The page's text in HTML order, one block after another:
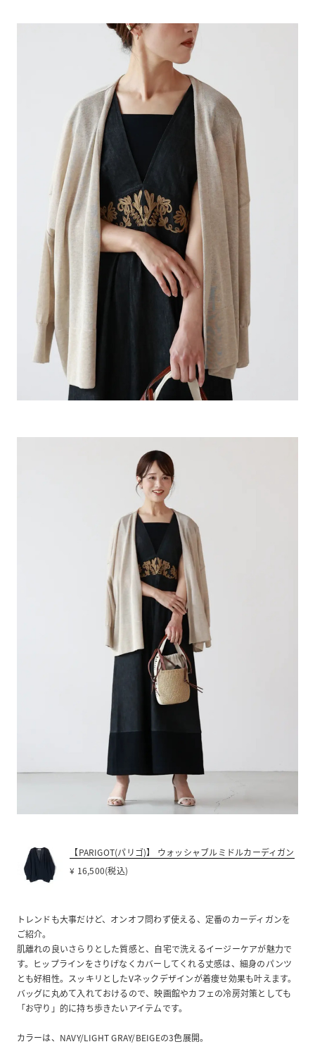
【PARIGOT(パリゴ)】 ウォッシャブルミドルカーディガン
¥ 16,500(税込)
トレンドも大事だけど、オンオフ問わず使える、定番のカーディガンを
ご紹介。
肌離れの良いさらりとした質感と、自宅で洗えるイージーケアが魅力で
す。ヒップラインをさりげなくカバーしてくれる丈感は、細身のパンツ
とも好相性。スッキリとしたVネックデザインが着痩せ効果も叶えます。
バッグに丸めて入れておけるので、映画館やカフェの冷房対策としても
「お守り」的に持ち歩きたいアイテムです。
カラーは、NAVY/LIGHT GRAY/BEIGEの3色展開。